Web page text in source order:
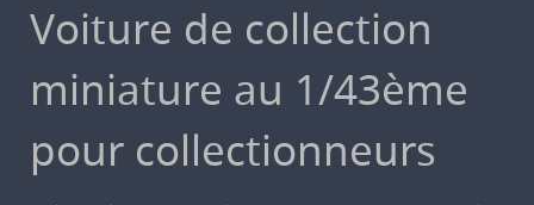
Voiture de collection
miniature au 1/43ème
pour collectionneurs